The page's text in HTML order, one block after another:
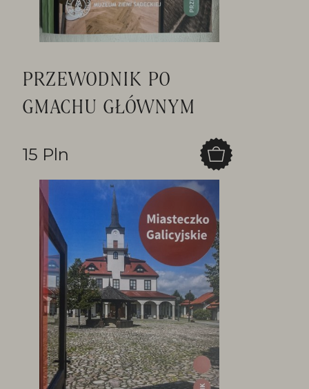
PRZEWODNIK PO
GMACHU GŁÓWNYM
15 Pln